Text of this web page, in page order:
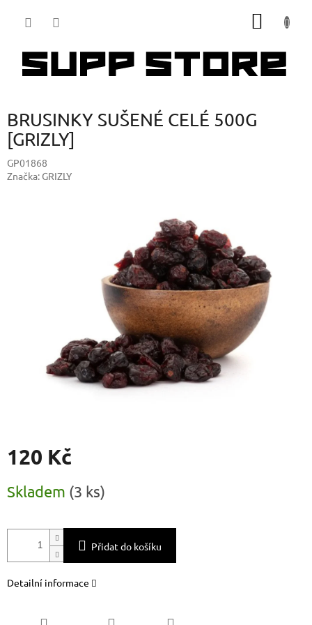
BRUSINKY SUŠENÉ CELÉ 500G
[GRIZLY]
GP01868
Značka: GRIZLY
120 Kč
cena:
Skladem (3 ks)
Přidat do košíku
Detailní informace